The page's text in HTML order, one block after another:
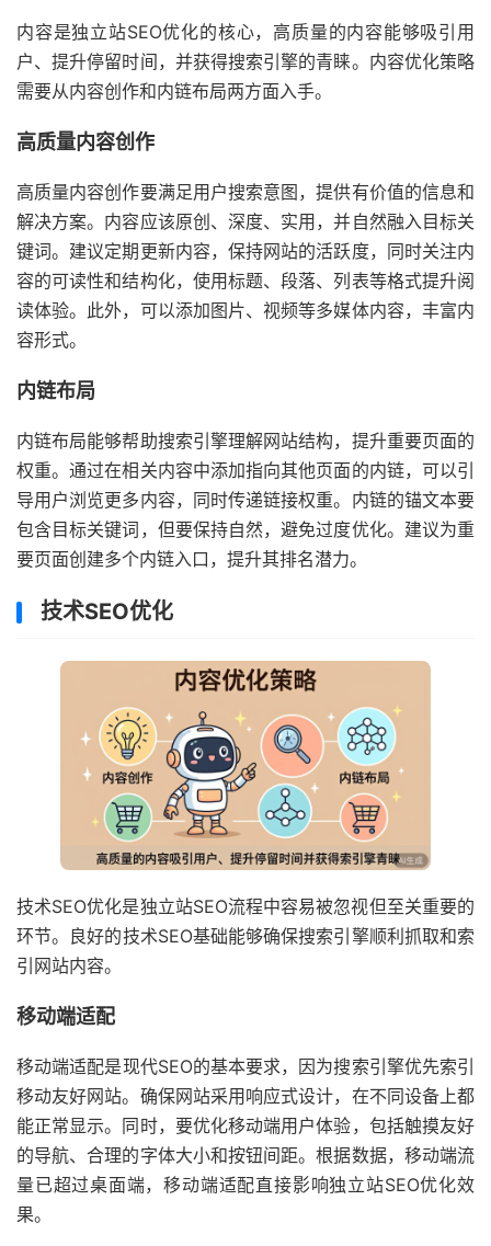
内容是独立站SEO优化的核心，高质量的内容能够吸引用
户、提升停留时间，并获得搜索引擎的青睐。内容优化策略
需要从内容创作和内链布局两方面入手。
高质量内容创作
高质量内容创作要满足用户搜索意图，提供有价值的信息和
解决方案。内容应该原创、深度、实用，并自然融入目标关
键词。建议定期更新内容，保持网站的活跃度，同时关注内
容的可读性和结构化，使用标题、段落、列表等格式提升阅
读体验。此外，可以添加图片、视频等多媒体内容，丰富内
容形式。
内链布局
内链布局能够帮助搜索引擎理解网站结构，提升重要页面的
权重。通过在相关内容中添加指向其他页面的内链，可以引
导用户浏览更多内容，同时传递链接权重。内链的锚文本要
包含目标关键词，但要保持自然，避免过度优化。建议为重
要页面创建多个内链入口，提升其排名潜力。
技术SEO优化
技术SEO优化是独立站SEO流程中容易被忽视但至关重要的
环节。良好的技术SEO基础能够确保搜索引擎顺利抓取和索
引网站内容。
移动端适配
移动端适配是现代SEO的基本要求，因为搜索引擎优先索引
移动友好网站。确保网站采用响应式设计，在不同设备上都
能正常显示。同时，要优化移动端用户体验，包括触摸友好
的导航、合理的字体大小和按钮间距。根据数据，移动端流
量已超过桌面端，移动端适配直接影响独立站SEO优化效
果。